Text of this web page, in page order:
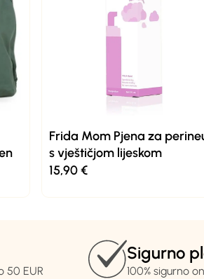
Frida Mom Pjena za
s vještičjom lijeskom
15,90€
50 EUR
Sigurno
100% sigurno